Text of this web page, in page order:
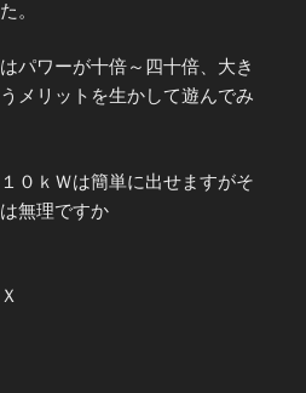
。
パワーが十倍～四十倍、大き
メリットを生かして遊んでみ
０ｋＷは簡単に出せますがそ
無理ですか